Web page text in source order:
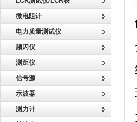
微电阻计
电力质量测试仪
频闪仪
测距仪
信号源
示波器
测力计